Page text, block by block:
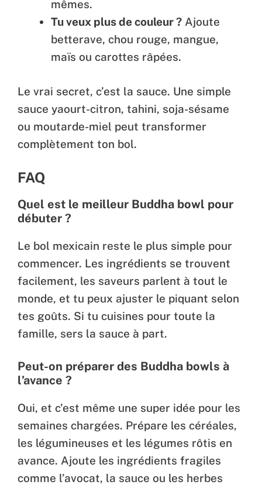
mêmes.
Tu veux plus de couleur ? Ajoute
betterave, chou rouge, mangue,
maïs ou carottes râpées.
Le vrai secret, c’est la sauce. Une simple
sauce yaourt-citron, tahini, soja-sésame
ou moutarde-miel peut transformer
complètement ton bol.
FAQ
Quel est le meilleur Buddha bowl pour
débuter ?
Le bol mexicain reste le plus simple pour
commencer. Les ingrédients se trouvent
facilement, les saveurs parlent à tout le
monde, et tu peux ajuster le piquant selon
tes goûts. Si tu cuisines pour toute la
famille, sers la sauce à part.
Peut-on préparer des Buddha bowls à
l’avance ?
Oui, et c’est même une super idée pour les
semaines chargées. Prépare les céréales,
les légumineuses et les légumes rôtis en
avance. Ajoute les ingrédients fragiles
comme l’avocat, la sauce ou les herbes